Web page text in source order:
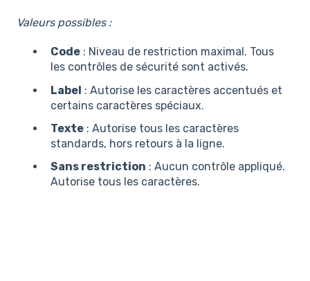
Valeurs possibles :
Code : Niveau de restriction maximal. Tous
les contrôles de sécurité sont activés.
Label : Autorise les caractères accentués et
certains caractères spéciaux.
Texte : Autorise tous les caractères
standards, hors retours à la ligne.
Sans restriction : Aucun contrôle appliqué.
Autorise tous les caractères.